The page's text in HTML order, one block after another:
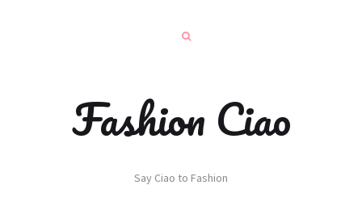
Fashion Ciao
Say Ciao to Fashion